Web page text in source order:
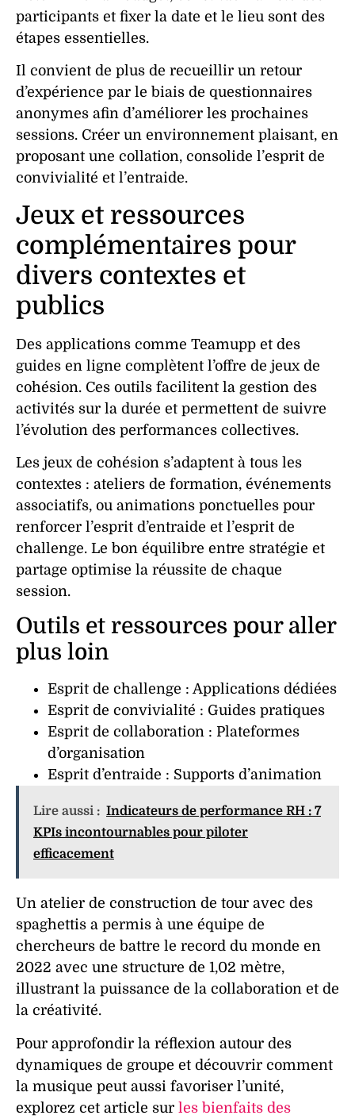
participants et fixer la date et le lieu sont des
étapes essentielles.
Il convient de plus de recueillir un retour
d’expérience par le biais de questionnaires
anonymes afin d’améliorer les prochaines
sessions. Créer un environnement plaisant, en
proposant une collation, consolide l’esprit de
convivialité et l’entraide.
Jeux et ressources
complémentaires pour
divers contextes et
publics
Des applications comme Teamupp et des
guides en ligne complètent l’offre de jeux de
cohésion. Ces outils facilitent la gestion des
activités sur la durée et permettent de suivre
l’évolution des performances collectives.
Les jeux de cohésion s’adaptent à tous les
contextes : ateliers de formation, événements
associatifs, ou animations ponctuelles pour
renforcer l’esprit d’entraide et l’esprit de
challenge. Le bon équilibre entre stratégie et
partage optimise la réussite de chaque
session.
Outils et ressources pour aller
plus loin
Esprit de challenge : Applications dédiées
Esprit de convivialité : Guides pratiques
Esprit de collaboration : Plateformes
d’organisation
Esprit d’entraide : Supports d’animation
Lire aussi : Indicateurs de performance RH : 7
KPIs incontournables pour piloter
efficacement
Un atelier de construction de tour avec des
spaghettis a permis à une équipe de
chercheurs de battre le record du monde en
2022 avec une structure de 1,02 mètre,
illustrant la puissance de la collaboration et de
la créativité.
Pour approfondir la réflexion autour des
dynamiques de groupe et découvrir comment
la musique peut aussi favoriser l’unité,
explorez cet article sur les bienfaits des